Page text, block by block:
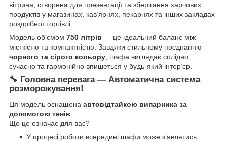
вітрина, створена для презентації та зберігання харчових
продуктів у магазинах, кав’ярнях, пекарнях та інших закладах
роздрібної торгівлі.
Модель об'ємом 750 літрів — це ідеальний баланс між
місткістю та компактністю. Завдяки стильному поєднанню
чорного та сірого кольору, шафа виглядає солідно,
сучасно та гармонійно впишеться у будь-який інтер’єр.
🔧 Головна перевага — Автоматична система
розморожування!
Ця модель оснащена автовідтайкою випарника за
допомогою тенів.
Що це означає для вас?
У процесі роботи всередині шафи може з’являтись